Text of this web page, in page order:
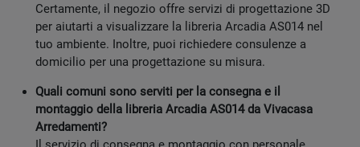
Certamente, il negozio offre servizi di progettazione 3D
per aiutarti a visualizzare la libreria Arcadia AS014 nel
tuo ambiente. Inoltre, puoi richiedere consulenze a
domicilio per una progettazione su misura.
Quali comuni sono serviti per la consegna e il
montaggio della libreria Arcadia AS014 da Vivacasa
Arredamenti?